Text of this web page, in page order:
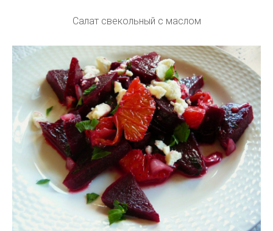
Салат свекольный с маслом